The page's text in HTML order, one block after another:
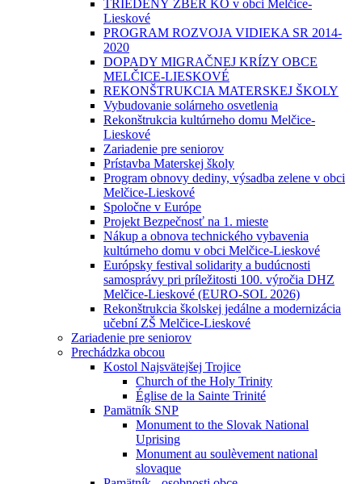
TRIEDENÝ ZBER KO v obci Melčice-
Lieskové
PROGRAM ROZVOJA VIDIEKA SR 2014-
2020
DOPADY MIGRAČNEJ KRÍZY OBCE
MELČICE-LIESKOVÉ
REKONŠTRUKCIA MATERSKEJ ŠKOLY
Vybudovanie solárneho osvetlenia
Rekonštrukcia kultúrneho domu Melčice-
Lieskové
Zariadenie pre seniorov
Prístavba Materskej školy
Program obnovy dediny, výsadba zelene v obci
Melčice-Lieskové
Spoločne v Európe
Projekt Bezpečnosť na 1. mieste
Nákup a obnova technického vybavenia
kultúrneho domu v obci Melčice-Lieskové
Európsky festival solidarity a budúcnosti
samosprávy pri príležitosti 100. výročia DHZ
Melčice-Lieskové (EURO-SOL 2026)
Rekonštrukcia školskej jedálne a modernizácia
učební ZŠ Melčice-Lieskové
Zariadenie pre seniorov
Prechádzka obcou
Kostol Najsvätejšej Trojice
Church of the Holy Trinity
Église de la Sainte Trinité
Pamätník SNP
Monument to the Slovak National
Uprising
Monument au soulèvement national
slovaque